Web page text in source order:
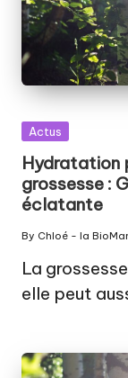
Posted
Actus
Hydratation
grossesse :
éclatante
Posted
by
By Chloé - la
La
elle peut